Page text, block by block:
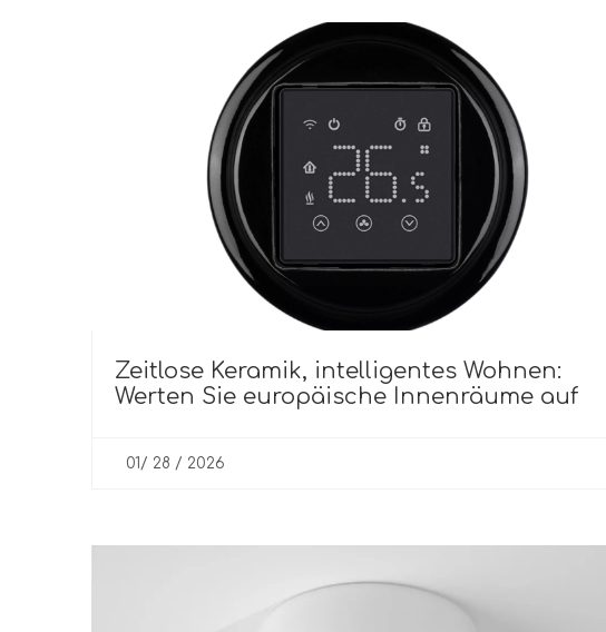
Zeitlose Keramik, intelligentes Wohnen:
Werten Sie europäische Innenräume auf
01/ 28 / 2026